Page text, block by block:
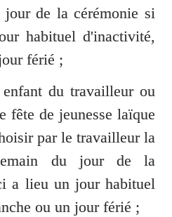
de la cérémonie si
habituel d'inactivité,
férié ;
du travailleur ou
par le travailleur la
du jour de la
a lieu un jour habituel
ou un jour férié ;